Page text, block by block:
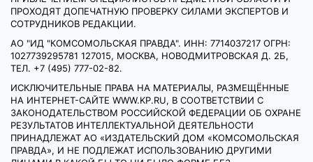
ПРОХОДЯТ ДОПЕЧАТНУЮ ПРОВЕРКУ СИЛАМИ ЭКСПЕРТОВ И
СОТРУДНИКОВ РЕДАКЦИИ.
АО "ИД "КОМСОМОЛЬСКАЯ ПРАВДА". ИНН: 7714037217 ОГРН:
1027739295781 127015, МОСКВА, НОВОДМИТРОВСКАЯ Д. 2Б,
ТЕЛ. +7 (495) 777-02-82.
ИСКЛЮЧИТЕЛЬНЫЕ ПРАВА НА МАТЕРИАЛЫ, РАЗМЕЩЁННЫЕ
НА ИНТЕРНЕТ-САЙТЕ WWW.KP.RU, В СООТВЕТСТВИИ С
ЗАКОНОДАТЕЛЬСТВОМ РОССИЙСКОЙ ФЕДЕРАЦИИ ОБ ОХРАНЕ
РЕЗУЛЬТАТОВ ИНТЕЛЛЕКТУАЛЬНОЙ ДЕЯТЕЛЬНОСТИ
ПРИНАДЛЕЖАТ АО «ИЗДАТЕЛЬСКИЙ ДОМ «КОМСОМОЛЬСКАЯ
ПРАВДА», И НЕ ПОДЛЕЖАТ ИСПОЛЬЗОВАНИЮ ДРУГИМИ